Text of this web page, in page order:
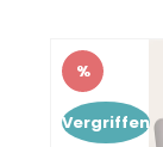
Rabatt
%
Vergriffen